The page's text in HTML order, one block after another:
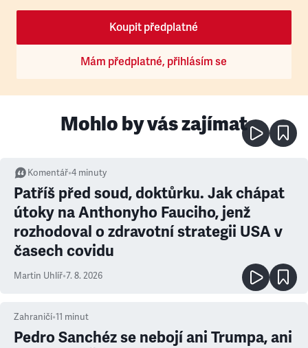
Koupit předplatné
Mám předplatné, přihlásím se
Mohlo by vás zajímat
Komentář•4 minuty
Patříš před soud, doktůrku. Jak chápat
útoky na Anthonyho Fauciho, jenž
rozhodoval o zdravotní strategii USA v
časech covidu
Martin Uhlíř•7. 8. 2026
Zahraničí•11 minut
Pedro Sanchéz se nebojí ani Trumpa, ani